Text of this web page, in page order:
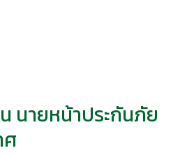
นายหน้าประกันภัย
ศ